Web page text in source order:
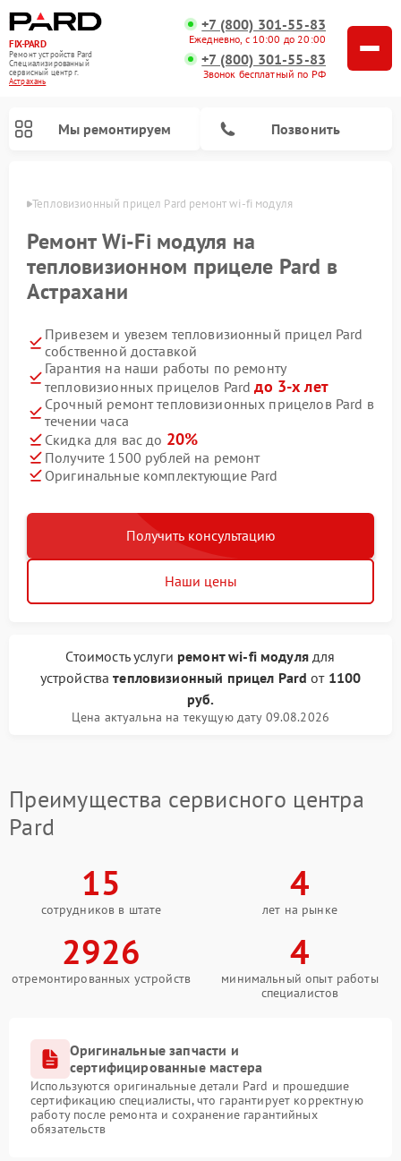
FIX-PARD
Ремонт устройств Pard
Специализированный
cервисный центр г.
Астрахань
+7 (800) 301-55-83
Ежедневно, с 10:00 до 20:00
+7 (800) 301-55-83
Звонок бесплатный по РФ
Мы ремонтируем Позвонить
Тепловизионный прицел Pard ремонт wi-fi модуля
Ремонт Wi-Fi модуля на
тепловизионном прицеле Pard в
Астрахани
Привезем и увезем тепловизионный прицел Pard
собственной доставкой
Гарантия на наши работы по ремонту
тепловизионных прицелов Pardдо 3-х лет
Срочный ремонт тепловизионных прицелов Pard в
течении часа
Скидка для вас до 20%
Получите 1500 рублей на ремонт
Оригинальные комплектующие Pard
Получить консультацию
Наши цены
Стоимость услуги ремонт wi-fi модулядля
устройстватепловизионный прицел Pard от 1100
руб.
Цена актуальна на текущую дату 09.08.2026
Преимущества сервисного центра
Pard
15
сотрудников в штате
4
лет на рынке
2926
отремонтированных устройств
4
минимальный опыт работы
специалистов
Оригинальные запчасти и
сертифицированные мастера
Используются оригинальные детали Pard и прошедшие
сертификацию специалисты, что гарантирует корректную
работу после ремонта и сохранение гарантийных
обязательств